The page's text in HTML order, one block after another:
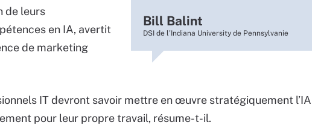
Bill Balint
DSI de l’Indiana University de Pennsylvanie
de leurs
en IA, avertit
de marketing
IT devront savoir mettre en œuvre stratégiquement l’IA
pour leur propre travail, résume-t-il.